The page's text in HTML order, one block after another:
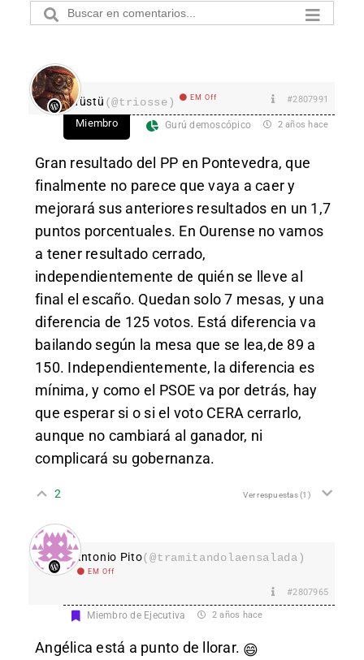
Tüstü (@triosse) EM Off #2807991
Miembro Gurú demoscópico 2 años hace
Gran resultado del PP en Pontevedra, que
finalmente no parece que vaya a caer y
mejorará sus anteriores resultados en un 1,7
puntos porcentuales. En Ourense no vamos
a tener resultado cerrado,
independientemente de quién se lleve al
final el escaño. Quedan solo 7 mesas, y una
diferencia de 125 votos. Está diferencia va
bailando según la mesa que se lea,de 89 a
150. Independientemente, la diferencia es
mínima, y como el PSOE va por detrás, hay
que esperar si o si el voto CERA cerrarlo,
aunque no cambiará al ganador, ni
complicará su gobernanza.
2 Ver respuestas(1)
Antonio Pito(@tramitandolaensalada)
EM Off
#2807965
Miembro de Ejecutiva 2 años hace
Angélica está a punto de llorar. 😄